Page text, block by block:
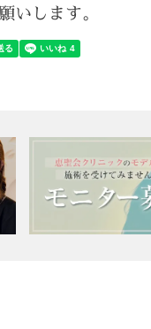
いします。